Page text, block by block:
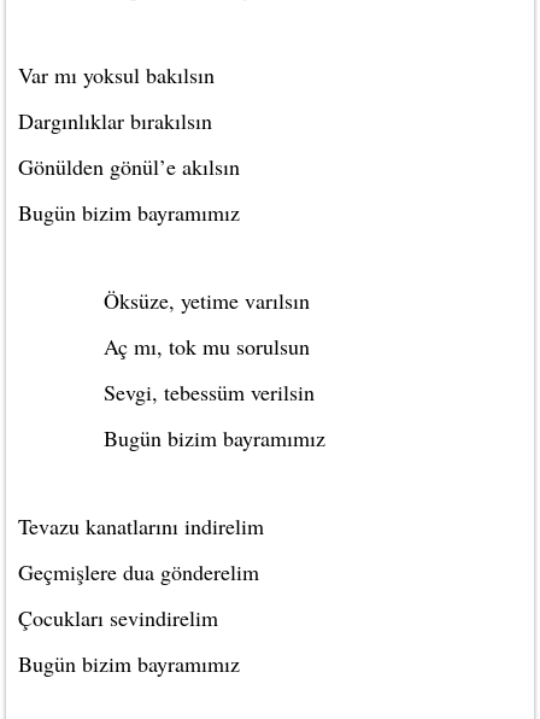
Var mı yoksul bakılsın
Dargınlıklar bırakılsın
Gönülden gönül’e akılsın
Bugün bizim bayramımız
Öksüze, yetime varılsın
Aç mı, tok mu sorulsun
Sevgi, tebessüm verilsin
Bugün bizim bayramımız
Tevazu kanatlarını indirelim
Geçmişlere dua gönderelim
Çocukları sevindirelim
Bugün bizim bayramımız